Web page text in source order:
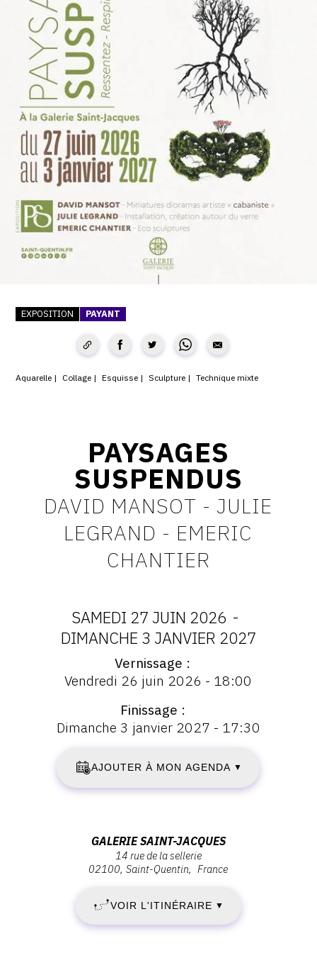
SERVICES
CRÉER SON CATALOGUE RAISONNÉ
ABONNEMENTS DÉDIÉS AUX GALERISTES
CRÉER SON SITE ARTISTE
CRÉER SON CATALOGUE D'EXPO
PUBLIER SES EXPOSITIONS
À PROPOS
L'ÉQUIPE OAM
À PROPOS D'OAM
CONTACT
SUIVEZ-NOUS
INSTAGRAM
FACEBOOK
TWITTER
PINTEREST
EXPOSITION PAYANT
Aquarelle Collage Esquisse Sculpture Technique mixte
PAYSAGES
SUSPENDUS
DAVID MANSOT - JULIE
LEGRAND - EMERIC
CHANTIER
DATES
:
SAMEDI
27
JUIN
2026
DIMANCHE
JANVIER
SAMEDI 27 JUIN 2026 -
DIMANCHE 3 JANVIER 2027
Vernissage
Vendredi 26 juin 2026 - 18:00
Finissage
Dimanche 3 janvier 2027 - 17:30
AJOUTER À MON AGENDA ▼
GALERIE SAINT-JACQUES
14 rue de la sellerie
02100 Saint-Quentin France
VOIR L'ITINÉRAIRE ▼